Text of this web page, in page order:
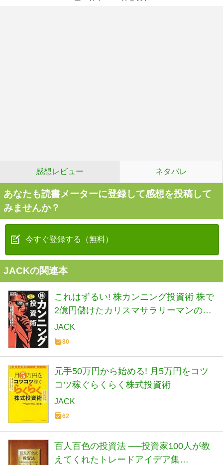
感想レビュー ネタバレ
あなたも読書メーターに登録して感想を投稿して
みませんか？
今すぐ登録する（無料）
JACKの関連本
これはずるい! 株カンニング投資術 株で
2億円儲けたカリスマサラリーマンの裏
ワザ
JACK
80
元手50万円から始める! 月5万円をコツ
コツ稼ぐらくらく株式投資術
JACK
62
百人百色の投資法 ──投資家100人が教
えてくれたトレードアイデア集